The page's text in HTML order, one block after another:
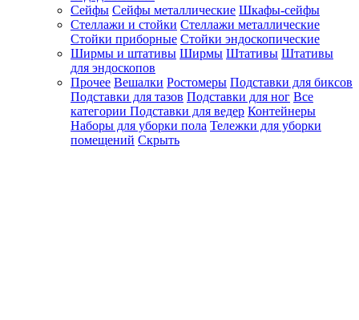
Сейфы Сейфы металлические Шкафы-сейфы
Стеллажи и стойки Стеллажи металлические
Стойки приборные Стойки эндоскопические
Ширмы и штативы Ширмы Штативы Штативы
для эндоскопов
Прочее Вешалки Ростомеры Подставки для биксов
Подставки для тазов Подставки для ног Все
категории Подставки для ведер Контейнеры
Наборы для уборки пола Тележки для уборки
помещений Скрыть